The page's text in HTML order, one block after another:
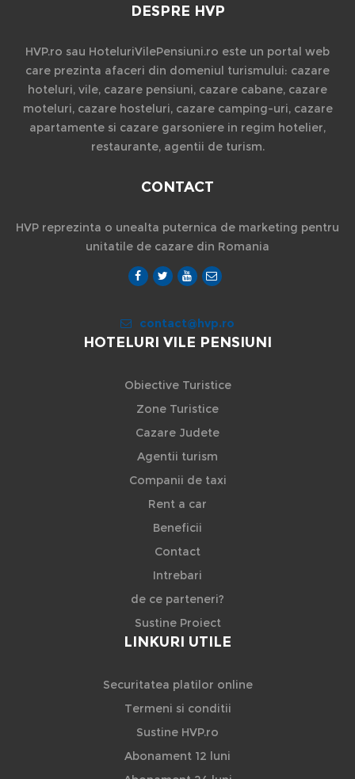
DESPRE HVP
HVP.ro sau HoteluriVilePensiuni.ro este un portal web
care prezinta afaceri din domeniul turismului: cazare
hoteluri, vile, cazare pensiuni, cazare cabane, cazare
moteluri, cazare hosteluri, cazare camping-uri, cazare
apartamente si cazare garsoniere in regim hotelier,
restaurante, agentii de turism.
CONTACT
HVP reprezinta o unealta puternica de marketing pentru
unitatile de cazare din Romania
contact@hvp.ro
HOTELURI VILE PENSIUNI
Obiective Turistice
Zone Turistice
Cazare Judete
Agentii turism
Companii de taxi
Rent a car
Beneficii
Contact
Intrebari
de ce parteneri?
Sustine Proiect
LINKURI UTILE
Securitatea platilor online
Termeni si conditii
Sustine HVP.ro
Abonament 12 luni